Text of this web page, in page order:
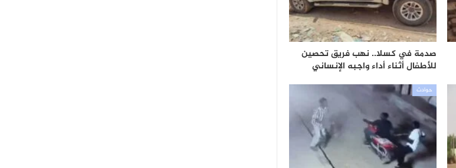
صدمة في كسلا.. نهب فريق تحصين
للأطفال أثناء أداء واجبه الإنساني
حوادث